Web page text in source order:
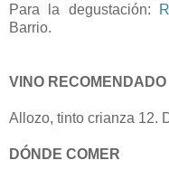
Para la degustación:
Barrio.
VINO RECOMENDADO
Allozo, tinto crianza 12.
DÓNDE COMER